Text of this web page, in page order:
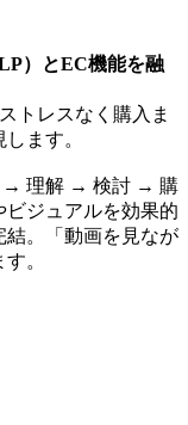
）とEC機能を融
トレスなく購入ま
ます。
→ 理解 → 検討 → 購
ビジュアルを効果的
結。「動画を見なが
。